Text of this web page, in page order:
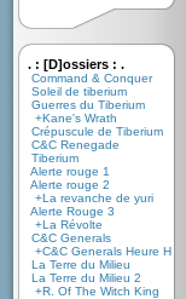
. : [D]ossiers : .
Command & Conquer
Soleil de tiberium
Guerres du Tiberium
+Kane's Wrath
Crépuscule de Tiberium
C&C Renegade
Tiberium
Alerte rouge 1
Alerte rouge 2
+La revanche de yuri
Alerte Rouge 3
+La Révolte
C&C Generals
+C&C Generals Heure H
La Terre du Milieu
La Terre du Milieu 2
+R. Of The Witch King